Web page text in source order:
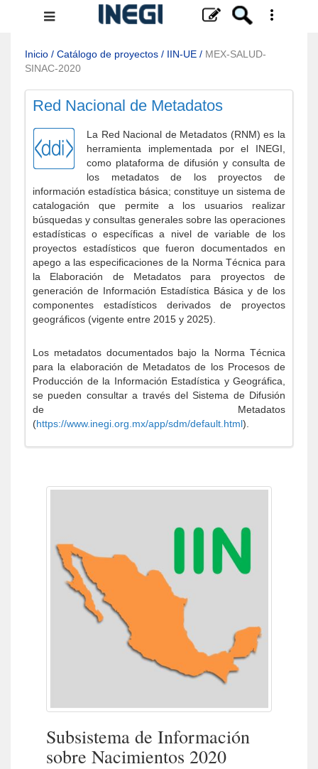
Menú
navegación
Inicio / Catálogo de proyectos / IIN-UE / MEX-SALUD-
SINAC-2020
Red Nacional de Metadatos
La Red Nacional de Metadatos (RNM) es la
herramienta implementada por el INEGI,
como plataforma de difusión y consulta de
los metadatos de los proyectos de
información estadística básica; constituye un sistema de
catalogación que permite a los usuarios realizar
búsquedas y consultas generales sobre las operaciones
estadísticas o específicas a nivel de variable de los
proyectos estadísticos que fueron documentados en
apego a las especificaciones de la Norma Técnica para
la Elaboración de Metadatos para proyectos de
generación de Información Estadística Básica y de los
componentes estadísticos derivados de proyectos
geográficos (vigente entre 2015 y 2025).
Los metadatos documentados bajo la Norma Técnica
para la elaboración de Metadatos de los Procesos de
Producción de la Información Estadística y Geográfica,
se pueden consultar a través del Sistema de Difusión
de Metadatos
(https://www.inegi.org.mx/app/sdm/default.html).
Subsistema de Información
sobre Nacimientos 2020